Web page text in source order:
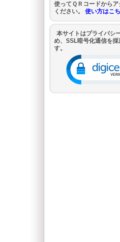
使ってＱＲコードからア
ください。 使い方はこ
本サイトはプライバシ
め、SSL暗号化通信を採
す。